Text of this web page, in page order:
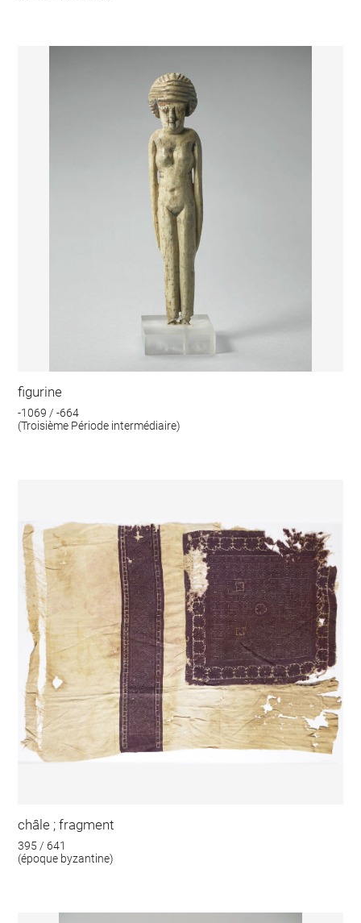
figurine
-1069 / -664
(Troisième Période intermédiaire)
châle ; fragment
395 / 641
(époque byzantine)